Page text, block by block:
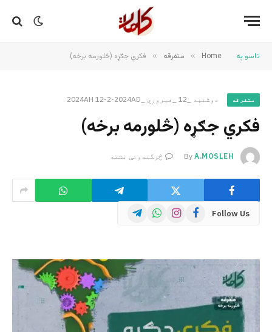
تاسو په Home
» متفرقه » فکري جګړه (څلورمه برخه)
متفرقه دوشنبه _12 _فبروري _2024AH 12-2-2024AD
فکري جګړه (څلورمه برخه)
By A.MOSLEH څرگندونې نشته
Follow Us
Facebook
Instagram
WhatsApp
Telegram